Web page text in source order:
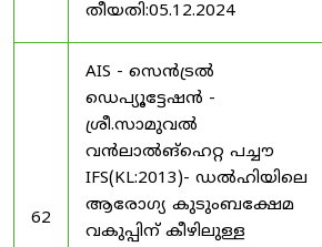
തീയതി:05.12.2024
62
AIS - സെൻട്രൽ
ഡെപ്യൂട്ടേഷൻ -
ശ്രീ.സാമുവൽ
വൻലാൽങ്‌ഹെറ്റ പച്ചൗ
IFS(KL:2013)- ഡൽഹിയിലെ
ആരോഗ്യ കുടുംബക്ഷേമ
വകുപ്പിന് കീഴിലുള്ള